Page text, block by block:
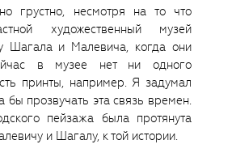
грустно, несмотря на то что
художественный музей
Шагала и Малевича, когда они
в музее нет ни одного
принты, например. Я задумал
бы прозвучать эта связь времен.
пейзажа была протянута
и Шагалу, к той истории.